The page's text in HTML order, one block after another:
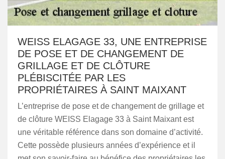
WEISS ELAGAGE 33, UNE ENTREPRISE
DE POSE ET DE CHANGEMENT DE
GRILLAGE ET DE CLÔTURE
PLÉBISCITÉE PAR LES
PROPRIÉTAIRES À SAINT MAIXANT
L’entreprise de pose et de changement de grillage et
de clôture WEISS Elagage 33 à Saint Maixant est
une véritable référence dans son domaine d’activité.
Cette possède plusieurs années d’expérience et il